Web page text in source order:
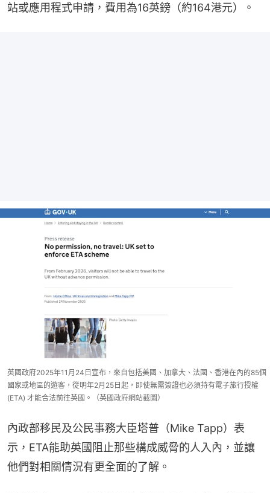
站或應用程式申請，費用為16英鎊（約164港元）。
英國政府2025年11月24日宣布，來自包括美國、加拿大、法國、香港在內的85個
國家或地區的遊客，從明年2月25日起，即使無需簽證也必須持有電子旅行授權
(ETA) 才能合法前往英國。（英國政府網站截圖）
內政部移民及公民事務大臣塔普（Mike Tapp）表
示，ETA能助英國阻止那些構成威脅的人入內，並讓
他們對相關情況有更全面的了解。